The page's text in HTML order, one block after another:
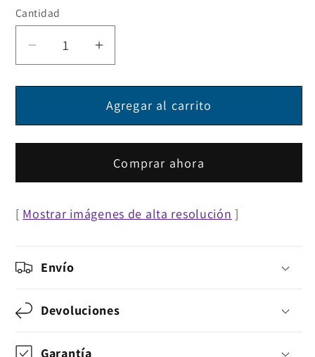
Cantidad
Reducir
para
universal
de
para
-
Aumentar
para
Cargador
universal
de
CA
para
-
Agregar al carrito
Comprar ahora
[ Mostrar imágenes de alta resolución ]
Envío
Devoluciones
Garantía